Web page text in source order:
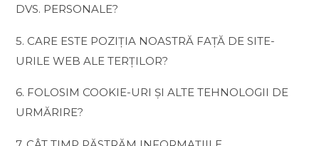
DVS. PERSONALE?
5. CARE ESTE POZIȚIA NOASTRĂ FAȚĂ DE SITE-
URILE WEB ALE TERȚILOR?
6. FOLOSIM COOKIE-URI ȘI ALTE TEHNOLOGII DE
URMĂRIRE?